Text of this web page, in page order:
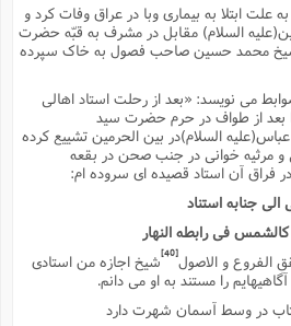
در سال 1264ق به علت ابتلا به بیمارى وبا در عراق وفات کرد و
السلام) مقابل در مشرف به قبّه حضرت
شیخ محمد حسین صاحب فصول به خاک سپرده
مى نویسد: «بعد از رحلت استاد اهالى
بعد از طواف در حرم حضرت سید
السلام)در بین الحرمین تشییع کرده
و مرثیه خوانى در جنب صحن در بقعه
آن استاد قصیده اى سروده ام:
جنابه استناد
فى رابطه النهار
و الاصول
شیخ اجازه من استادى
را مستند به او مى دانم.
در وسط آسمان شهرت دارد